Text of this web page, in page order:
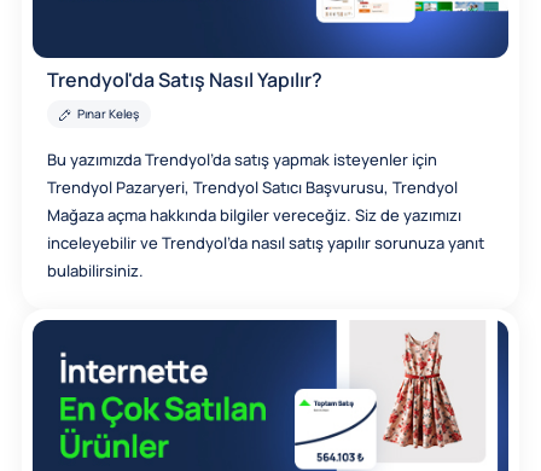
Trendyol'da Satış Nasıl Yapılır?
Pınar Keleş
Bu yazımızda Trendyol’da satış yapmak isteyenler için
Trendyol Pazaryeri, Trendyol Satıcı Başvurusu, Trendyol
Mağaza açma hakkında bilgiler vereceğiz. Siz de yazımızı
inceleyebilir ve Trendyol’da nasıl satış yapılır sorunuza yanıt
bulabilirsiniz.